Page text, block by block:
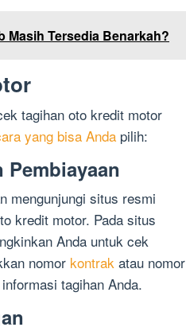
Masih Tersedia Benarkah?
tagihan oto kredit motor
yang bisa Anda pilih:
mengunjungi situs resmi
kredit motor. Pada situs
Anda untuk cek
nomor kontrak atau nomor
tagihan Anda.